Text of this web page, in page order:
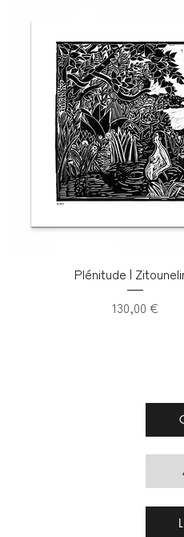
Plénitude |
Prix
130,00 €